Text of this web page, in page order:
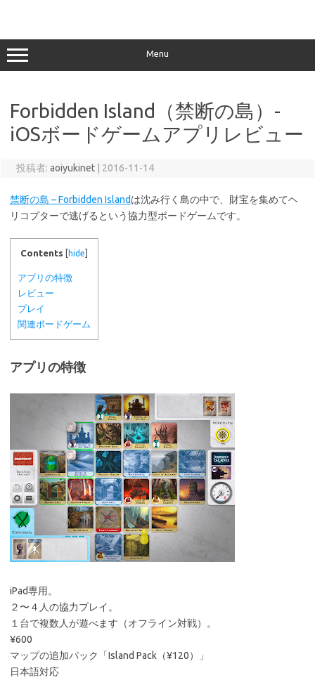
Menu
Forbidden Island（禁断の島）-
iOSボードゲームアプリレビュー
投稿者: aoiyukinet 2016-11-14
禁断の島 – Forbidden Islandは沈み行く島の中で、財宝を集めてヘ
リコプターで逃げるという協力型ボードゲームです。
Contents [ hide
アプリの特徴
レビュー
プレイ
関連ボードゲーム
アプリの特徴
iPad専用。
２〜４人の協力プレイ。
１台で複数人が遊べます（オフライン対戦）。
¥600
マップの追加パック「Island Pack（¥120）」
日本語対応